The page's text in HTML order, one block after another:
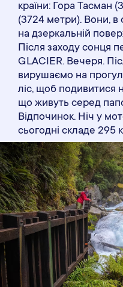
країни: Гора Тасман
(3724 метри). Вони, в
на дзеркальній
Після заходу сонця
GLACIER. Вечеря.
вирушаємо на
ліс, щоб подивитися
що живуть серед
Відпочинок. Ніч у
сьогодні складе 295